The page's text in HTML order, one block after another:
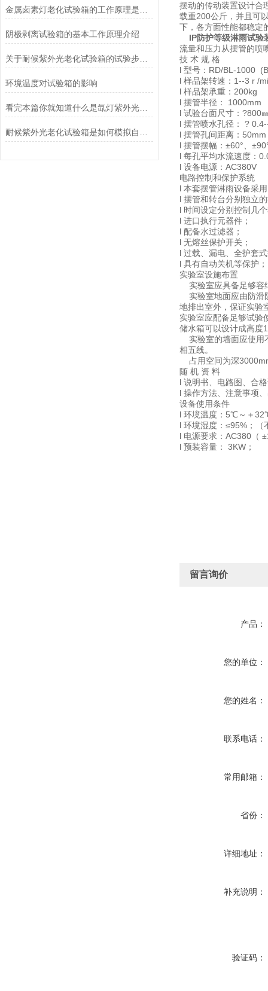
阴极剥离试验箱的基本工作原理介绍
关于耐候紫外光老化试验箱的试验步骤尽在本篇
环境温度对试验箱的影响
看完本篇你就知道什么是氙灯紫外光综合试验箱了
摆动的传动装置设计合
载重200公斤，并且可
下，各方面性能都稳定
IP防护等级淋雨试验
流量和压力从摆管的喷
技 术 规 格
l 型号：RD/BL-1000
l 样品架转速：1--3 r /
l 样品架承重：200kg
l 摆管半径： 1000mm
l 试验台面尺寸：?800
l 摆管喷水孔径： ?
l 摆管孔间距离：50mm
l 摆管摆幅：±60°、
l 每孔平均水流速度：
l 设备电源：AC380V
电路控制和保护系统
l 本套摆管淋雨设备采
l 摆管和转台分别独立
l 时间设定分别控制几
l 进口执行元器件；
l 配备水过滤器；
l 无熔丝保护开关；
l 过载、漏电、全护套
l 具有自动关机等保护；
实验室设施布置
实验室应具备足够容
实验室地面应由防滑
地排出室外，保证实验
实验室应配备足够试验
储水箱可以设计成高度
实验室的墙面应使用
相五线。
占用空间为深
随 机 资 料
l 说明书、电路图、合
l 操作方法、注意事项
设备使用条件
l 环境温度：5℃～＋
l 环境湿度：≤95%；（
l 电源要求：AC380（
l 预装容量： 3KW；
留言询价
产品：
您的单位：
您的姓名：
联系电话：
常用邮箱：
省份：
详细地址：
补充说明：
验证码：